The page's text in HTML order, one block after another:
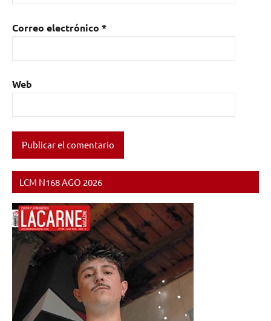
Correo electrónico *
Web
LCM N168 AGO 2026